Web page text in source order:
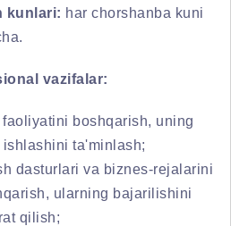
kunlari: har chorshanba kuni
vazifalar:
boshqarish, uning
ta'minlash;
dasturlari va biznes-rejalarini
ularning bajarilishini
qilish;